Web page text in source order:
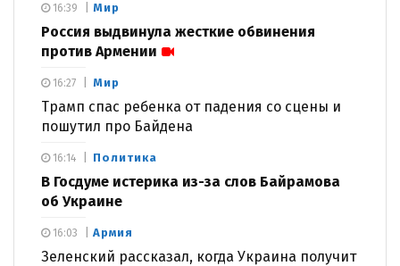
Мир
Россия выдвинула жесткие обвинения
против Армении
16:39
Мир
Трамп спас ребенка от падения со сцены и
пошутил про Байдена
16:27
Политика
В Госдуме истерика из-за слов Байрамова
об Украине
16:14
Армия
Зеленский рассказал, когда Украина получит
16:03